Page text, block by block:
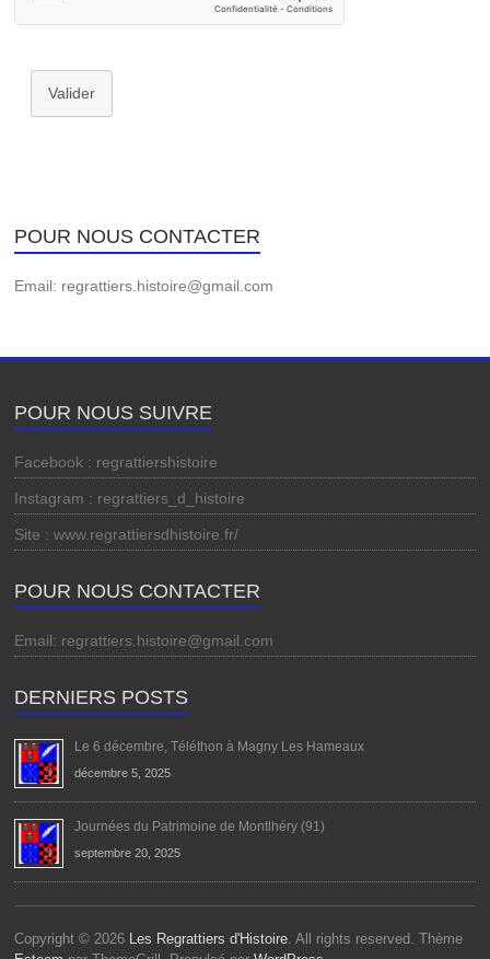
Valider
POUR NOUS CONTACTER
Email: regrattiers.histoire@gmail.com
POUR NOUS SUIVRE
Facebook : regrattiershistoire
Instagram : regrattiers_d_histoire
Site : www.regrattiersdhistoire.fr/
POUR NOUS CONTACTER
Email: regrattiers.histoire@gmail.com
DERNIERS POSTS
Le 6 décembre, Téléthon à Magny Les Hameaux
décembre 5, 2025
Journées du Patrimoine de Montlhéry (91)
septembre 20, 2025
Copyright © 2026 Les Regrattiers d'Histoire. All rights reserved. Thème